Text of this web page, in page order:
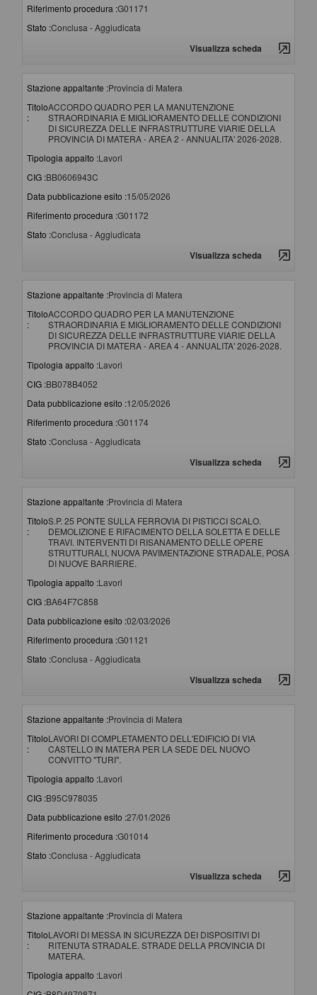
Riferimento procedura :G01171
Stato :Conclusa - Aggiudicata
Visualizza scheda
Stazione appaltante :Provincia di Matera
Titolo
:
ACCORDO QUADRO PER LA MANUTENZIONE
STRAORDINARIA E MIGLIORAMENTO DELLE CONDIZIONI
DI SICUREZZA DELLE INFRASTRUTTURE VIARIE DELLA
PROVINCIA DI MATERA - AREA 2 - ANNUALITA' 2026-2028.
Tipologia appalto :Lavori
CIG :BB0606943C
Data pubblicazione esito :15/05/2026
Riferimento procedura :G01172
Stato :Conclusa - Aggiudicata
Visualizza scheda
Stazione appaltante :Provincia di Matera
Titolo
:
ACCORDO QUADRO PER LA MANUTENZIONE
STRAORDINARIA E MIGLIORAMENTO DELLE CONDIZIONI
DI SICUREZZA DELLE INFRASTRUTTURE VIARIE DELLA
PROVINCIA DI MATERA - AREA 4 - ANNUALITA' 2026-2028.
Tipologia appalto :Lavori
CIG :BB078B4052
Data pubblicazione esito :12/05/2026
Riferimento procedura :G01174
Stato :Conclusa - Aggiudicata
Visualizza scheda
Stazione appaltante :Provincia di Matera
Titolo
:
S.P. 25 PONTE SULLA FERROVIA DI PISTICCI SCALO.
DEMOLIZIONE E RIFACIMENTO DELLA SOLETTA E DELLE
TRAVI. INTERVENTI DI RISANAMENTO DELLE OPERE
STRUTTURALI, NUOVA PAVIMENTAZIONE STRADALE, POSA
DI NUOVE BARRIERE.
Tipologia appalto :Lavori
CIG :BA64F7C858
Data pubblicazione esito :02/03/2026
Riferimento procedura :G01121
Stato :Conclusa - Aggiudicata
Visualizza scheda
Stazione appaltante :Provincia di Matera
Titolo
:
LAVORI DI COMPLETAMENTO DELL'EDIFICIO DI VIA
CASTELLO IN MATERA PER LA SEDE DEL NUOVO
CONVITTO "TURI".
Tipologia appalto :Lavori
CIG :B95C978035
Data pubblicazione esito :27/01/2026
Riferimento procedura :G01014
Stato :Conclusa - Aggiudicata
Visualizza scheda
Stazione appaltante :Provincia di Matera
Titolo
:
LAVORI DI MESSA IN SICUREZZA DEI DISPOSITIVI DI
RITENUTA STRADALE. STRADE DELLA PROVINCIA DI
MATERA.
Tipologia appalto :Lavori